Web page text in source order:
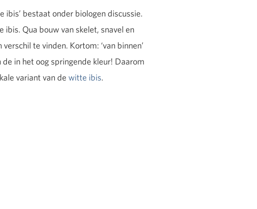
ibis’ bestaat onder biologen discussie.
Qua bouw van skelet, snavel en
te vinden. Kortom: ‘van binnen’
in het oog springende kleur! Daarom
variant van de witte ibis.